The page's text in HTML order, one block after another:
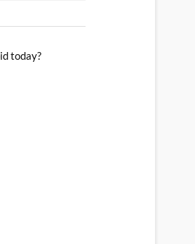
today?